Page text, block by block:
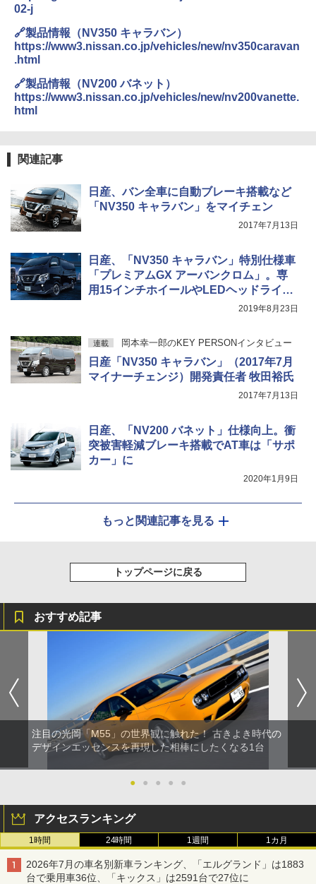
02-j
🔗製品情報（NV350 キャラバン）
https://www3.nissan.co.jp/vehicles/new/nv350caravan
.html
🔗製品情報（NV200 バネット）
https://www3.nissan.co.jp/vehicles/new/nv200vanette.
html
関連記事
日産、バン全車に自動ブレーキ搭載など
「NV350 キャラバン」をマイチェン
2017年7月13日
日産、「NV350 キャラバン」特別仕様車
「プレミアムGX アーバンクロム」。専
用15インチホイールやLEDヘッドライト
2019年8月23日
連載 岡本幸一郎のKEY PERSONインタビュー
日産「NV350 キャラバン」（2017年7月
マイナーチェンジ）開発責任者 牧田裕氏
2017年7月13日
日産、「NV200 バネット」仕様向上。衝
突被害軽減ブレーキ搭載でAT車は「サポ
カー」に
2020年1月9日
もっと関連記事を見る
トップページに戻る
おすすめ記事
注目の光岡「M55」の世界観に触れた！ 古きよき時代の
デザインエッセンスを再現した相棒にしたくなる1台
● ● ● ● ●
アクセスランキング
1時間 24時間 1週間 1カ月
2026年7月の車名別新車ランキング、「エルグランド」は1883
台で乗用車36位、「キックス」は2591台で27位に